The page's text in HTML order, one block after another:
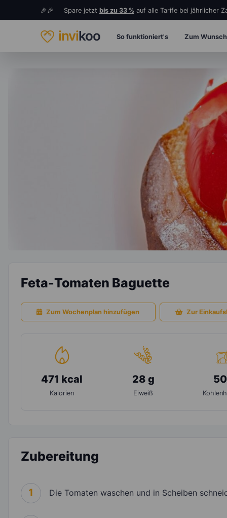
🎉🎉 Spare jetzt bis zu 33 % auf alle Tarife bei jährlicher
invikoo So funktioniert's Zum
Feta-Tomaten Baguette
Zum Wochenplan hinzufügen Zur
471 kcal
Kalorien
28 g
Eiweiß
Zubereitung
1 Die Tomaten waschen und in Scheiben